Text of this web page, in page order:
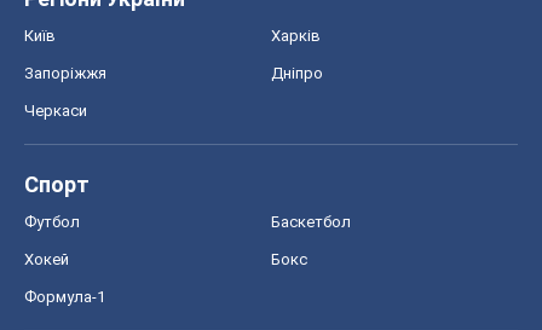
Київ Харків
Запоріжжя Дніпро
Черкаси
Спорт
Футбол Баскетбол
Хокей Бокс
Формула-1